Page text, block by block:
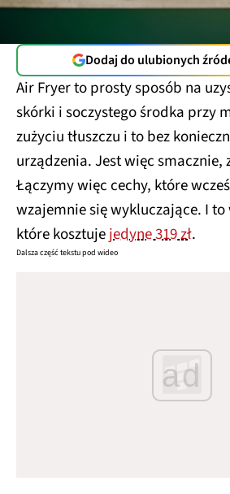
Dodaj do ulubionych
Air Fryer to prosty sposób na
skórki i soczystego środka przy
zużyciu tłuszczu i to bez
urządzenia. Jest więc smacznie,
Łączymy więc cechy, które
wzajemnie się wykluczające. I to
które kosztujejedyne 319 zł
Dalsza część tekstu pod wideo
ad